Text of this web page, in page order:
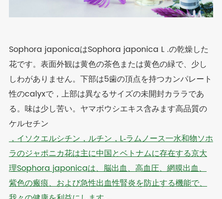
Sophora japonicaはSophora japonica L .の乾燥した
花です。表面外観は黄色の茶色または黄色の緑で、少し
しわがありません。下部は5歯の頂点を持つカンパレート
性のcalyxで，上部は異なるサイズの未開封カララであ
る。味は少し苦い。ヤマボウシエキス含みます高品質の
ケルセチン
，イソクエルシチン，ルチン，L‐ラムノース一水和物ソホ
ラのジャポニカ花は主に中国とベトナムに存在する京大
理Sophora japonicaは、脳出血、高血圧、網膜出血、
紫色の瘢痕、および急性出血性腎炎を防止する機能で、